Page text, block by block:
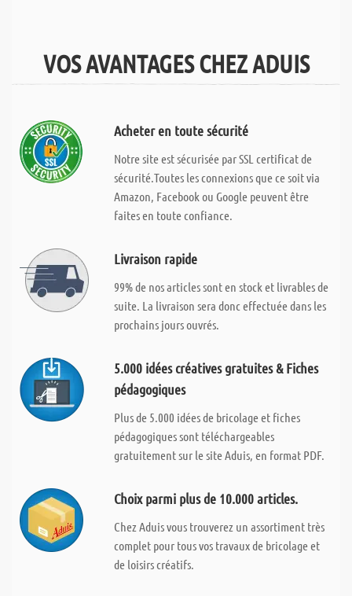
VOS AVANTAGES CHEZ ADUIS
Acheter en toute sécurité
Notre site est sécurisée par SSL certificat de
sécurité.Toutes les connexions que ce soit via
Amazon, Facebook ou Google peuvent être
faites en toute confiance.
Livraison rapide
99% de nos articles sont en stock et livrables de
suite. La livraison sera donc effectuée dans les
prochains jours ouvrés.
5.000 idées créatives gratuites & Fiches
pédagogiques
Plus de 5.000 idées de bricolage et fiches
pédagogiques sont téléchargeables
gratuitement sur le site Aduis, en format PDF.
Choix parmi plus de 10.000 articles.
Chez Aduis vous trouverez un assortiment très
complet pour tous vos travaux de bricolage et
de loisirs créatifs.